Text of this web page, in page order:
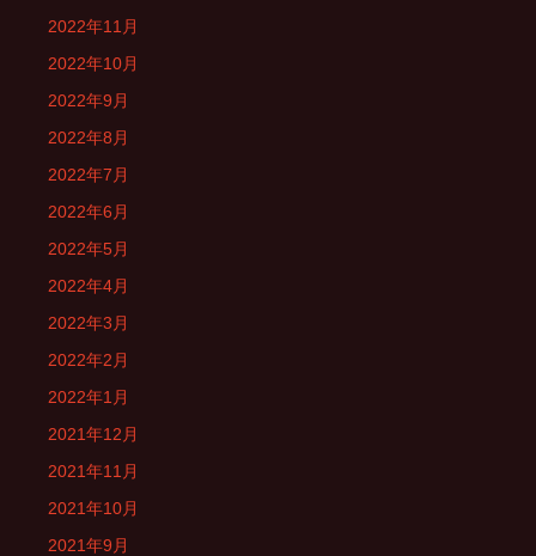
2022年11月
2022年10月
2022年9月
2022年8月
2022年7月
2022年6月
2022年5月
2022年4月
2022年3月
2022年2月
2022年1月
2021年12月
2021年11月
2021年10月
2021年9月